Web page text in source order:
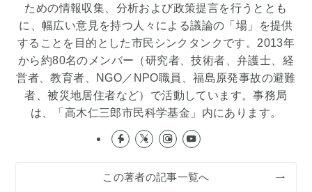
ための情報収集、分析および政策提言を行うととも
に、幅広い意見を持つ人々による議論の「場」を提供
することを目的とした市民シンクタンクです。2013年
から約80名のメンバー（研究者、技術者、弁護士、経
営者、教育者、NGO／NPO職員、福島原発事故の避難
者、被災地居住者など）で活動しています。事務局
は、「高木仁三郎市民科学基金」内にあります。
この著者の記事一覧へ